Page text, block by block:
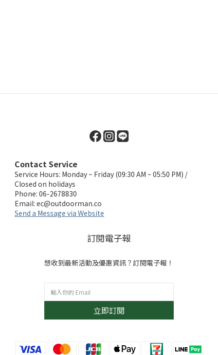
Contact Service
Service Hours: Monday ~ Friday (09:30 AM ~ 05:50 PM) /
Closed on holidays
Phone: 06-2678830
Email: ec@outdoorman.co
Send a Message via Website
訂閱電子報
想收到最新活動及優惠資訊？訂閱電子報！
立即訂閱